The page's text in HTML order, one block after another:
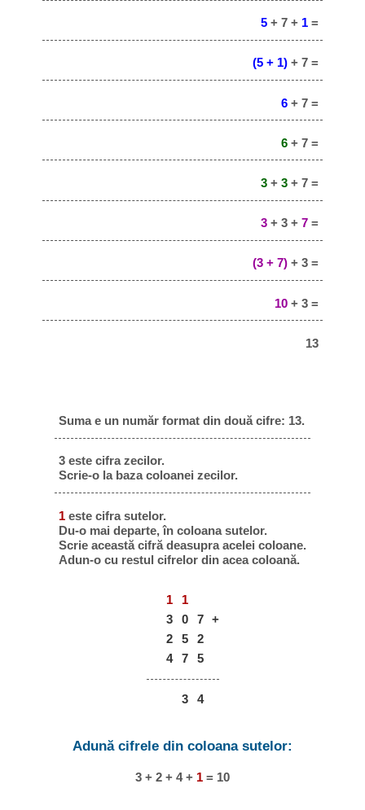
5 + 7 + 1 =
(5 + 1) + 7 =
6 + 7 =
6 + 7 =
3 + 3 + 7 =
3 + 3 + 7 =
(3 + 7) + 3 =
10 + 3 =
13
Suma e un număr format din două cifre: 13.
3 este cifra zecilor.
Scrie-o la baza coloanei zecilor.
1 este cifra sutelor.
Du-o mai departe, în coloana sutelor.
Scrie această cifră deasupra acelei coloane.
Adun-o cu restul cifrelor din acea coloană.
1
1
3
0 7
+
2
5
2
4
7 5
3 4
Adună cifrele din coloana sutelor:
3 + 2 + 4 + 1 = 10